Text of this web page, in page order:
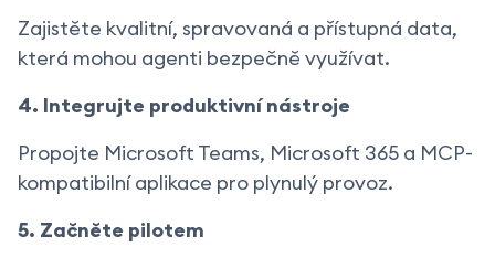
Zajistěte kvalitní, spravovaná a přístupná data,
která mohou agenti bezpečně využívat.
4. Integrujte produktivní nástroje
Propojte Microsoft Teams, Microsoft 365 a MCP-
kompatibilní aplikace pro plynulý provoz.
5. Začněte pilotem